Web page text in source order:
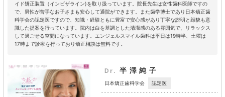
イド矯正装置（インビザライン)を取り扱っています。院長先生は女性歯科医師ですの
で、男性が苦手なお子さまも安心して通院ができます。また歯学博士であり日本矯正歯
科学会の認定医ですので、知識・経験ともに豊富で安心感があり丁寧な説明と顔貌も意
識した提案を行っています。院内は白を基調とした清潔感のある雰囲気で、リラックス
して過ごせる空間になっています。エンジェルスマイル歯科は平日は19時半、土曜は
17時まで診療を行っており矯正相談は無料です。
Dr. 半澤純子
日本矯正歯科学会 認定医